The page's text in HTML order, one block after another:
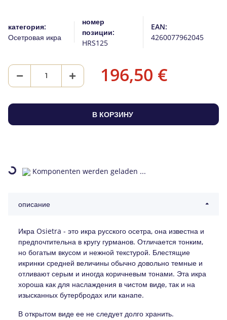
категория:
Осетровая икра
номер
позиции:
HRS125
EAN:
4260077962045
196,50 €
В КОРЗИНУ
Loading...Komponenten werden geladen ...
описание
Икра Osietra - это икра русского осетра, она известна и
предпочтительна в кругу гурманов. Отличается тонким,
но богатым вкусом и нежной текстурой. Блестящие
икринки средней величины обычно довольно темные и
отливают серым и иногда коричневым тонами. Эта икра
хороша как для наслаждения в чистом виде, так и на
изысканных бутербродах или канапе.
В открытом виде ее не следует долго хранить.